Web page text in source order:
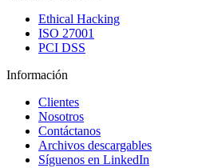
Ethical Hacking
ISO 27001
PCI DSS
Información
Clientes
Nosotros
Contáctanos
Archivos descargables
Síguenos en LinkedIn